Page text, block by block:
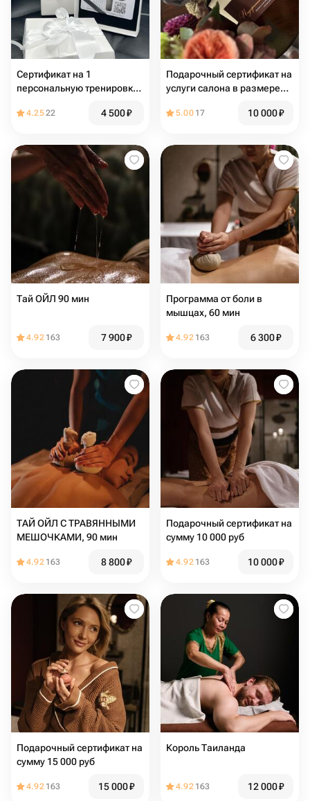
Сертификат на 1
персональную тренировку
тренер)
4.2522 4 500₽
Подарочный сертификат на
услуги салона в размере
5.00 17 10 000₽
Тай ОЙЛ 90 мин
4.92 163 7 900₽
Программа от боли в
мышцах, 60 мин
4.92 163 6 300₽
ТАЙ ОЙЛ C ТРАВЯННЫМИ
МЕШОЧКАМИ, 90 мин
4.92 163 8 800₽
Подарочный сертификат на
сумму 10 000 руб
4.92 163 10 000₽
Подарочный сертификат на
сумму 15 000 руб
4.92 163 15 000₽
Король Таиланда
4.92 163 12 000₽